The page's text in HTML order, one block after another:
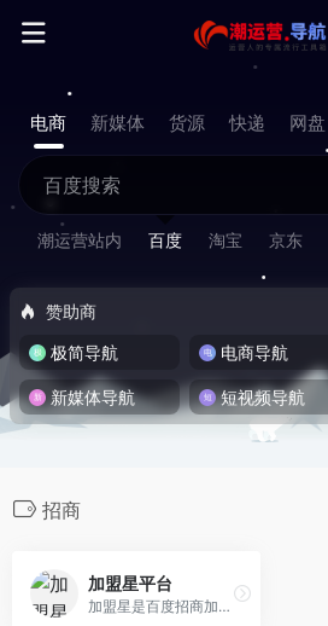
电商 新媒体 货源 快递 网盘
潮运营站内 百度 淘宝 京东
赞助商
极简导航
电商导航
新媒体导航 短视频导航
招商
加盟星平台
加盟星是百度招商加盟行业垂直搜索引擎，打造权威项目认证和评估体系，精准直连创业者和项目方，提供一站式项目咨询和服务，助力轻松创业。为创业者提供各类加盟品牌，包括加盟费用、加盟条件、加盟电话、加盟政策、加盟扶持等创业者关心的招商加盟项目信息，帮助创业者直联项目方，获得最新最全的项目信息。